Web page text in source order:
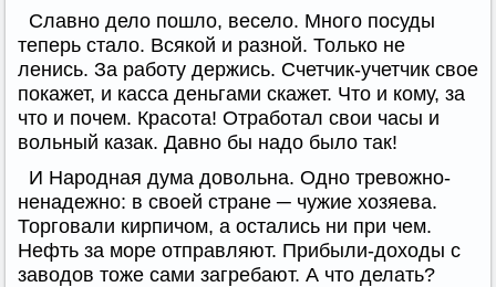
Славно дело пошло, весело. Много посуды
теперь стало. Всякой и разной. Только не
ленись. За работу держись. Счетчик-учетчик свое
покажет, и касса деньгами скажет. Что и кому, за
что и почем. Красота! Отработал свои часы и
вольный казак. Давно бы надо было так!
И Народная дума довольна. Одно тревожно-
ненадежно: в своей стране ─ чужие хозяева.
Торговали кирпичом, а остались ни при чем.
Нефть за море отправляют. Прибыли-доходы с
заводов тоже сами загребают. А что делать?